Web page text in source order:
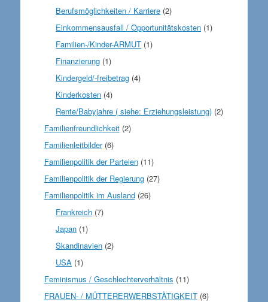
Berufsmöglichkeiten / Karriere (2)
Einkommensausfall / Opportunitätskosten (1)
Familien-/Kinder-ARMUT (1)
Finanzierung (1)
Kindergeld/-freibetrag (4)
Kinderkosten (4)
Rente/Babyjahre ( siehe: Erziehungsleistung) (2)
Familienfreundlichkeit(2)
Familienleitbilder(6)
Familienpolitik der Parteien(11)
Familienpolitik der Regierung(27)
Familienpolitik im Ausland(26)
Frankreich (7)
Japan (1)
Skandinavien (2)
USA (1)
Feminismus / Geschlechterverhältnis (11)
FRAUEN- / MÜTTERERWERBSTÄTIGKEIT(6)